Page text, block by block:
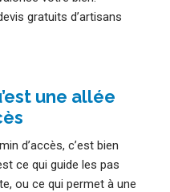
gratuits d’artisans
une allée
d’accès, c’est bien
ce qui guide les pas
ou ce qui permet à une